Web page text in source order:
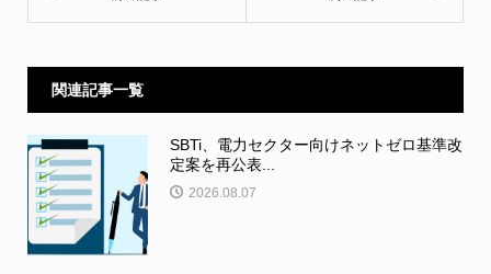
関連記事一覧
SBTi、電力セクター向けネットゼロ基準改
定案を再公表...
2026.08.07